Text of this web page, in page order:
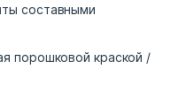
составными
порошковой краской /